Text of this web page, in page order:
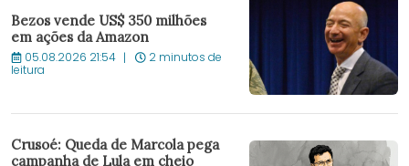
Bezos vende US$ 350 milhões
em ações da Amazon
05.08.2026 21:54 2 minutos de
leitura
Crusoé: Queda de Marcola pega
campanha de Lula em cheio